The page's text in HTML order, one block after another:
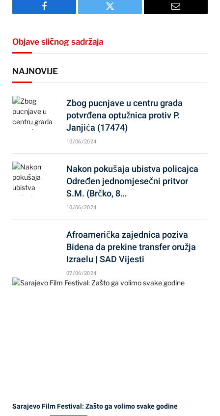
Facebook Twitter Email
Objave sličnog sadržaja
NAJNOVIJE
Zbog pucnjave u centru grada
potvrđena optužnica protiv P.
Janjića (17474)
10/06/2024
Nakon pokušaja ubistva policajca
Određen jednomjesečni pritvor
S.M. (Brčko, 8…
10/06/2024
Afroamerička zajednica poziva
Bidena da prekine transfer oružja
Izraelu | SAD Vijesti
07/06/2024
Sarajevo Film Festival: Zašto ga volimo svake godine